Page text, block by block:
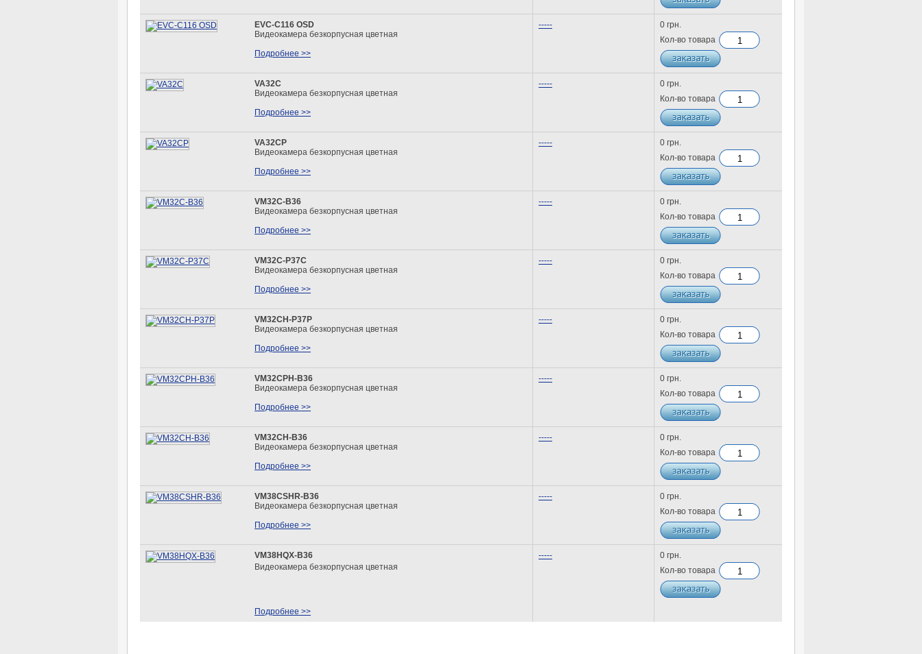
EVC-C116 OSD
Видеокамера безкорпусная цветная
Подробнее >>
-----
0 грн.
Кол-во товара
VA32C
Видеокамера безкорпусная цветная
Подробнее >>
-----
0 грн.
Кол-во товара
VA32CP
Видеокамера безкорпусная цветная
Подробнее >>
-----
0 грн.
Кол-во товара
VM32C-B36
Видеокамера безкорпусная цветная
Подробнее >>
-----
0 грн.
Кол-во товара
VM32C-P37C
Видеокамера безкорпусная цветная
Подробнее >>
-----
0 грн.
Кол-во товара
VM32CH-P37P
Видеокамера безкорпусная цветная
Подробнее >>
-----
0 грн.
Кол-во товара
VM32CPH-B36
Видеокамера безкорпусная цветная
Подробнее >>
-----
0 грн.
Кол-во товара
VM32CH-B36
Видеокамера безкорпусная цветная
Подробнее >>
-----
0 грн.
Кол-во товара
VM38CSHR-B36
Видеокамера безкорпусная цветная
Подробнее >>
-----
0 грн.
Кол-во товара
VM38HQX-B36
Видеокамера безкорпусная цветная
Подробнее >>
-----
0 грн.
Кол-во товара